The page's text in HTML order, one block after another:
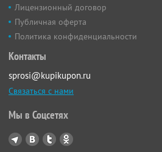
Лицензионный договор
Публичная оферта
Политика конфиденциальности
Контакты
sprosi@kupikupon.ru
Связаться с нами
Мы в Соцсетях